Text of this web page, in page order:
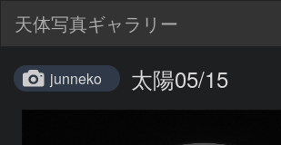
天体写真ギャラリー
junneko 太陽05/15